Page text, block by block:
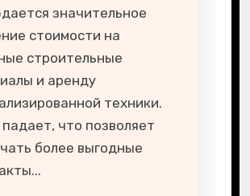
значительное
стоимости на
строительные
и аренду
техники.
что позволяет
более выгодные